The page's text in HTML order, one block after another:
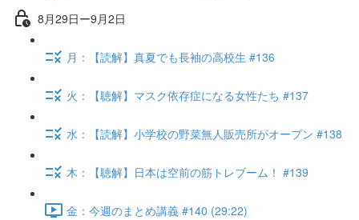
8月29日ー9月2日
月：【読解】真夏でも長袖の高校生 #136
火：【聴解】マスク依存症になる女性たち #137
水：【読解】小学校の野菜無人販売所がオープン #138
木：【聴解】日本は空前の筋トレブーム！ #139
金：今週のまとめ講義 #140 (29:22)